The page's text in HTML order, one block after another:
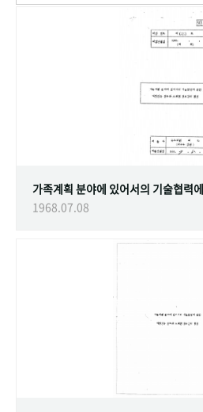
1968.07.08